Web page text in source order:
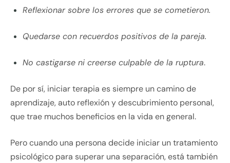
Reflexionar sobre los errores que se cometieron.
Quedarse con recuerdos positivos de la pareja.
No castigarse ni creerse culpable de la ruptura.
De por sí, iniciar terapia es siempre un camino de
aprendizaje, auto reflexión y descubrimiento personal,
que trae muchos beneficios en la vida en general.
Pero cuando una persona decide iniciar un tratamiento
psicológico para superar una separación, está también